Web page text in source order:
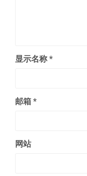
显示名称 *
邮箱 *
网站